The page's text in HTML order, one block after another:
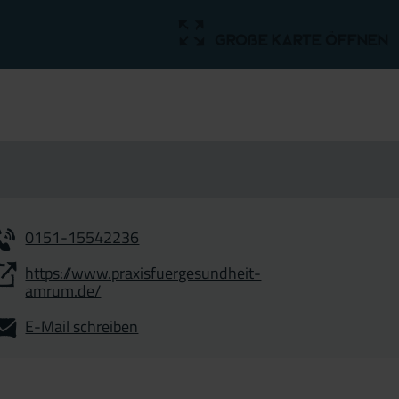
0151-15542236
https://www.praxisfuergesundheit-
amrum.de/
E-Mail schreiben